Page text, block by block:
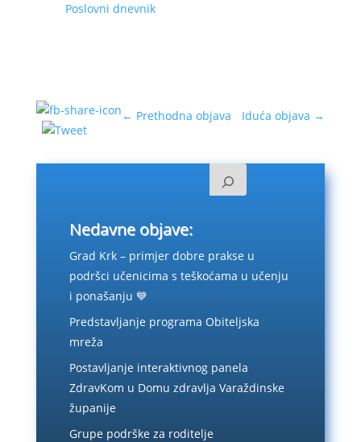
Poslovni dnevnik
← Prethodna objava Iduća objava →
Nedavne objave:
Grad Krk – primjer dobre prakse u
podršci učenicima s teškoćama u učenju
i ponašanju 💙
Predstavljanje programa Obiteljska
mreža
Postavljanje interaktivnog panela
ZdravKom u Domu zdravlja Varaždinske
županije
Grupe podrške za roditelje